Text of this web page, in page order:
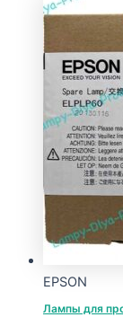
EPSON
Лампы для